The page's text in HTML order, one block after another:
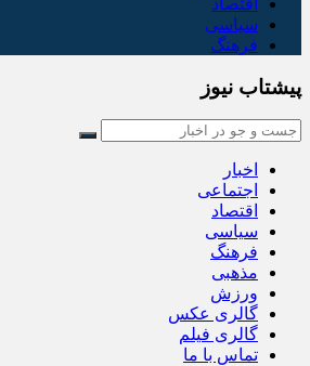
اقتصاد
سیاسی
فرهنگ
پیشتاب نیوز
اخبار
اجتماعی
اقتصاد
سیاسی
فرهنگ
مذهبی
ورزش
گالری عکس
گالری فیلم
تماس با ما